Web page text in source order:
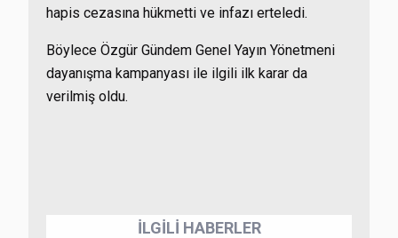
hapis cezasına hükmetti ve infazı erteledi.
Böylece Özgür Gündem Genel Yayın Yönetmeni
dayanışma kampanyası ile ilgili ilk karar da
verilmiş oldu.
İLGİLİ HABERLER